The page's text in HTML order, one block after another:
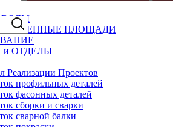
ПЛОЩАДИ
и ОТДЕЛЫ
Реализации Проектов
профильных деталей
фасонных деталей
сборки и сварки
сварной балки